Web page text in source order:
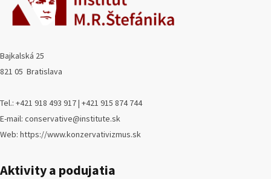
Bajkalská 25
821 05 Bratislava
Tel.: +421 918 493 917 | +421 915 874 744
E-mail: conservative@institute.sk
Web: https://www.konzervativizmus.sk
Aktivity a podujatia